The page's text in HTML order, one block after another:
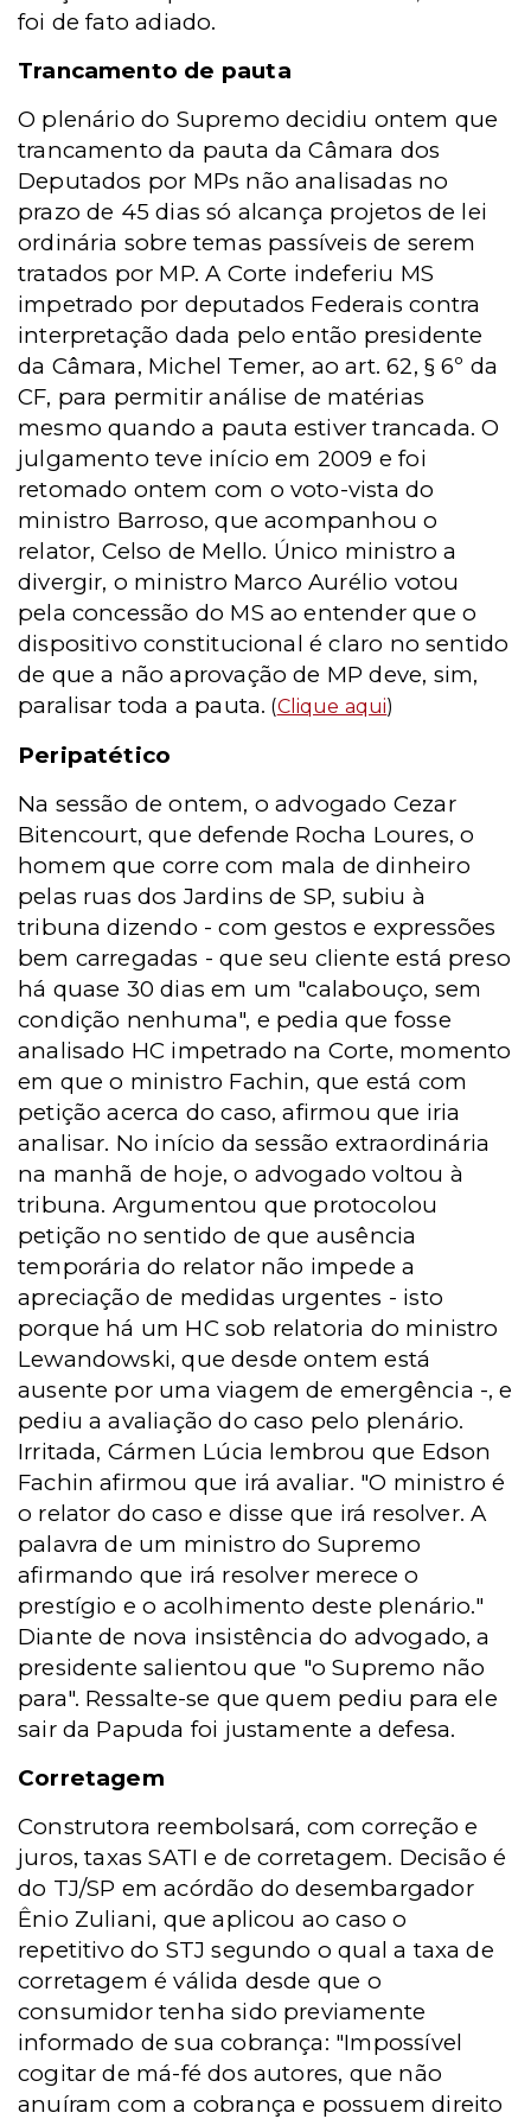
foi de fato adiado.
Trancamento de pauta
O plenário do Supremo decidiu ontem que
trancamento da pauta da Câmara dos
Deputados por MPs não analisadas no
prazo de 45 dias só alcança projetos de lei
ordinária sobre temas passíveis de serem
tratados por MP. A Corte indeferiu MS
impetrado por deputados Federais contra
interpretação dada pelo então presidente
da Câmara, Michel Temer, ao art. 62, § 6º da
CF, para permitir análise de matérias
mesmo quando a pauta estiver trancada. O
julgamento teve início em 2009 e foi
retomado ontem com o voto-vista do
ministro Barroso, que acompanhou o
relator, Celso de Mello. Único ministro a
divergir, o ministro Marco Aurélio votou
pela concessão do MS ao entender que o
dispositivo constitucional é claro no sentido
de que a não aprovação de MP deve, sim,
paralisar toda a pauta. (Clique aqui)
Peripatético
Na sessão de ontem, o advogado Cezar
Bitencourt, que defende Rocha Loures, o
homem que corre com mala de dinheiro
pelas ruas dos Jardins de SP, subiu à
tribuna dizendo - com gestos e expressões
bem carregadas - que seu cliente está preso
há quase 30 dias em um "calabouço, sem
condição nenhuma", e pedia que fosse
analisado HC impetrado na Corte, momento
em que o ministro Fachin, que está com
petição acerca do caso, afirmou que iria
analisar. No início da sessão extraordinária
na manhã de hoje, o advogado voltou à
tribuna. Argumentou que protocolou
petição no sentido de que ausência
temporária do relator não impede a
apreciação de medidas urgentes - isto
porque há um HC sob relatoria do ministro
Lewandowski, que desde ontem está
ausente por uma viagem de emergência -, e
pediu a avaliação do caso pelo plenário.
Irritada, Cármen Lúcia lembrou que Edson
Fachin afirmou que irá avaliar. "O ministro é
o relator do caso e disse que irá resolver. A
palavra de um ministro do Supremo
afirmando que irá resolver merece o
prestígio e o acolhimento deste plenário."
Diante de nova insistência do advogado, a
presidente salientou que "o Supremo não
para". Ressalte-se que quem pediu para ele
sair da Papuda foi justamente a defesa.
Corretagem
Construtora reembolsará, com correção e
juros, taxas SATI e de corretagem. Decisão é
do TJ/SP em acórdão do desembargador
Ênio Zuliani, que aplicou ao caso o
repetitivo do STJ segundo o qual a taxa de
corretagem é válida desde que o
consumidor tenha sido previamente
informado de sua cobrança: "Impossível
cogitar de má-fé dos autores, que não
anuíram com a cobrança e possuem direito